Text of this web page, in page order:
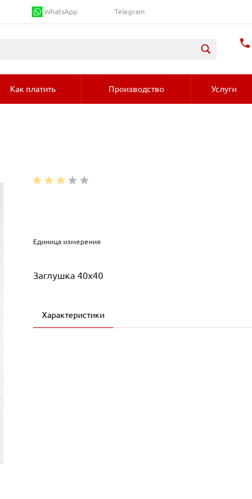
WhatsApp Telegram
Как платить Производство Услуги
Единица измерения
Заглушка 40х40
Характеристики